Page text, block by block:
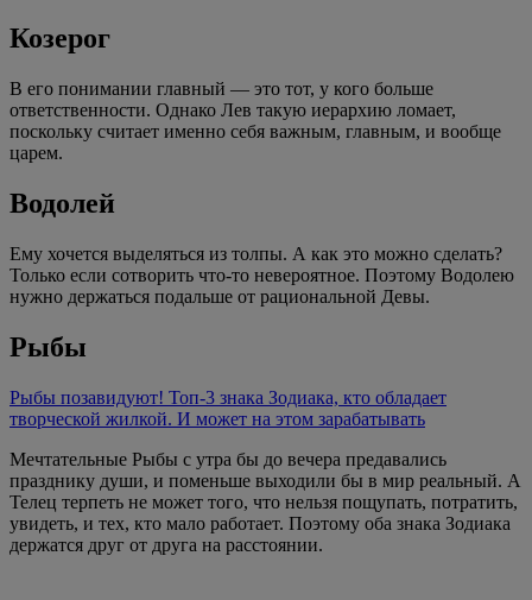
Козерог
В его понимании главный — это тот, у кого больше
ответственности. Однако Лев такую иерархию ломает,
поскольку считает именно себя важным, главным, и вообще
царем.
Водолей
Ему хочется выделяться из толпы. А как это можно сделать?
Только если сотворить что-то невероятное. Поэтому Водолею
нужно держаться подальше от рациональной Девы.
Рыбы
Рыбы позавидуют! Топ-3 знака Зодиака, кто обладает
творческой жилкой. И может на этом зарабатывать
Мечтательные Рыбы с утра бы до вечера предавались
празднику души, и поменьше выходили бы в мир реальный. А
Телец терпеть не может того, что нельзя пощупать, потратить,
увидеть, и тех, кто мало работает. Поэтому оба знака Зодиака
держатся друг от друга на расстоянии.